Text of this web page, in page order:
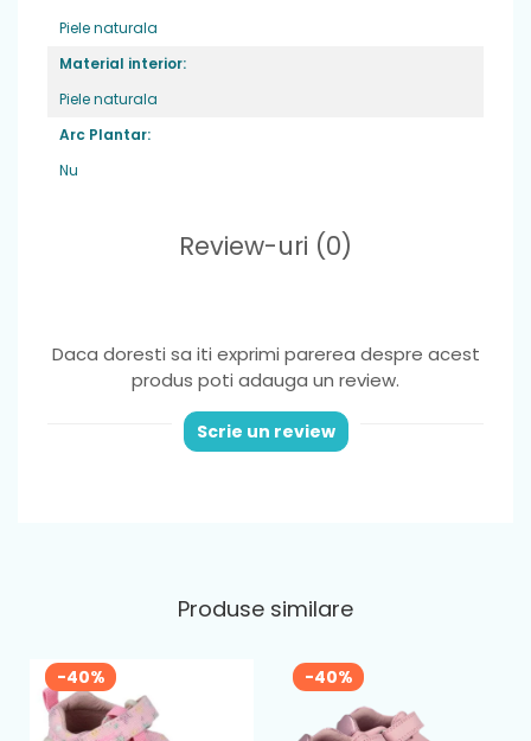
Piele naturala
Material interior:
Piele naturala
Arc Plantar:
Nu
Review-uri (0)
Daca doresti sa iti exprimi parerea despre acest
produs poti adauga un review.
Scrie un review
Produse similare
-40% -40%